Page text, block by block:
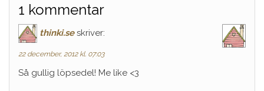
1 kommentar
thinki.se skriver:
22 december, 2012 kl. 07:03
Så gullig löpsedel! Me like <3